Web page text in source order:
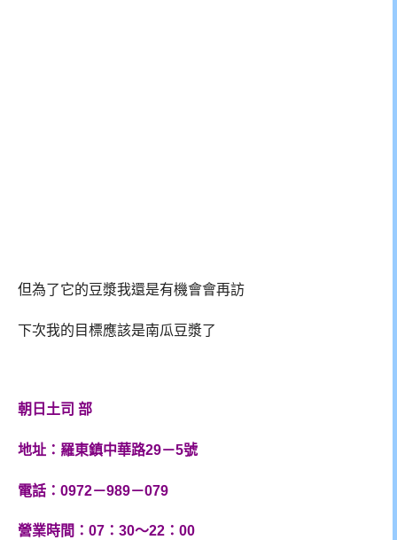
但為了它的豆漿我還是有機會會再訪
下次我的目標應該是南瓜豆漿了
朝日土司 部
地址：羅東鎮中華路29－5號
電話：0972－989－079
營業時間：07：30～22：00